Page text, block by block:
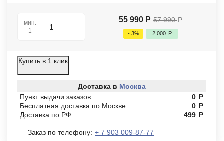
мин.
1
55 990 Р 57 990 Р
- 3% 2 000 Р
Купить в 1 клик
Доставка в Москва
Пункт выдачи заказов
0 Р
Бесплатная доставка по Москве
0 Р
Доставка по РФ
499 Р
Заказ по телефону: + 7 903 009-87-77